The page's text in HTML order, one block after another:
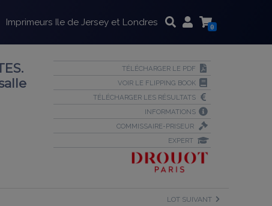
Imprimeurs Ile de Jersey et Londres 0
TÉLÉCHARGER LE PDF
VOIR LE FLIPPING BOOK
TÉLÉCHARGER LES RÉSULTATS
INFORMATIONS
COMMISSAIRE-PRISEUR
EXPERT
LOT SUIVANT